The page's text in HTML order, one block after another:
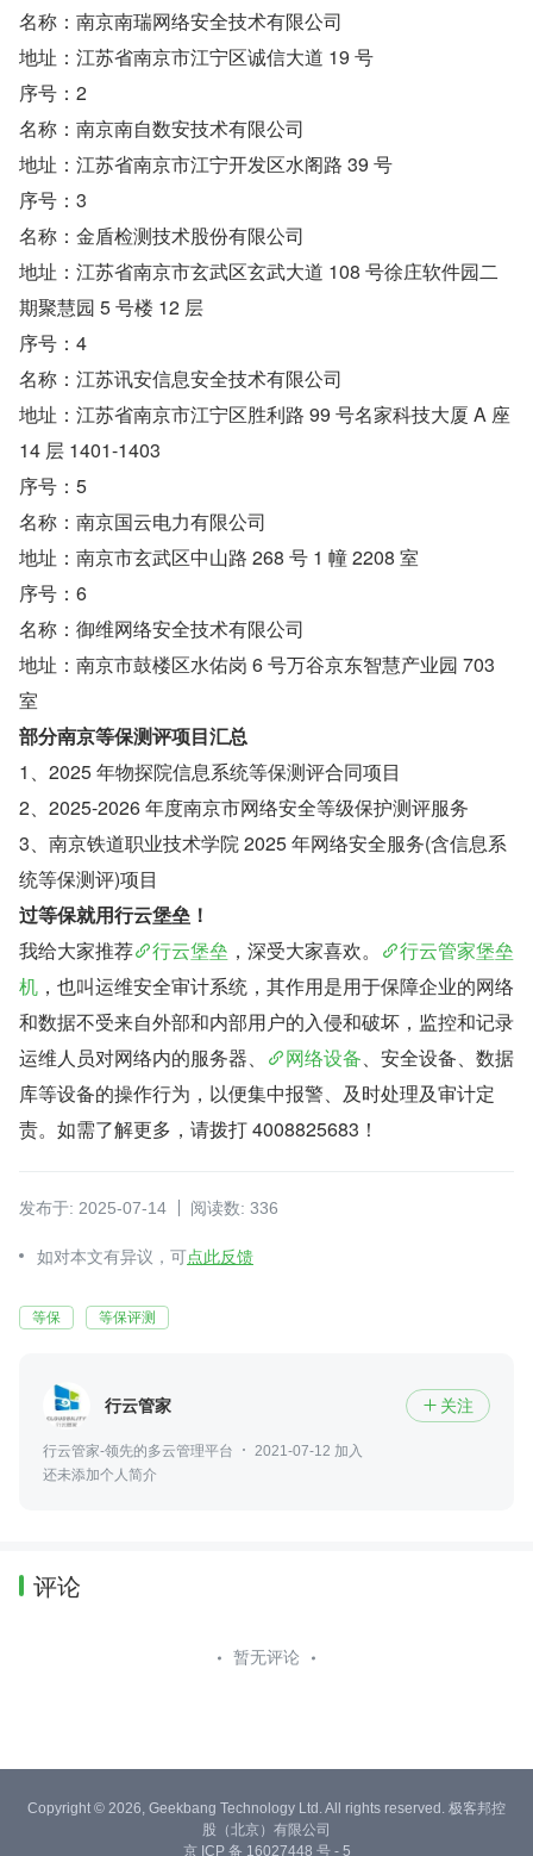
名称：南京南瑞网络安全技术有限公司
地址：江苏省南京市江宁区诚信大道 19 号
序号：2
名称：南京南自数安技术有限公司
地址：江苏省南京市江宁开发区水阁路 39 号
序号：3
名称：金盾检测技术股份有限公司
地址：江苏省南京市玄武区玄武大道 108 号徐庄软件园二
期聚慧园 5 号楼 12 层
序号：4
名称：江苏讯安信息安全技术有限公司
地址：江苏省南京市江宁区胜利路 99 号名家科技大厦 A 座
14 层 1401-1403
序号：5
名称：南京国云电力有限公司
地址：南京市玄武区中山路 268 号 1 幢 2208 室
序号：6
名称：御维网络安全技术有限公司
地址：南京市鼓楼区水佑岗 6 号万谷京东智慧产业园 703
室
部分南京等保测评项目汇总
1、2025 年物探院信息系统等保测评合同项目
2、2025-2026 年度南京市网络安全等级保护测评服务
3、南京铁道职业技术学院 2025 年网络安全服务(含信息系
统等保测评)项目
过等保就用行云堡垒！
我给大家推荐
行云堡垒 ，深受大家喜欢。
行云管家堡垒
机 ，也叫运维安全审计系统，其作用是用于保障企业的网络
和数据不受来自外部和内部用户的入侵和破坏，监控和记录
运维人员对网络内的服务器、
网络设备、安全设备、数据
库等设备的操作行为，以便集中报警、及时处理及审计定
责。如需了解更多，请拨打 4008825683！
发布于: 2025-07-14 阅读数: 336
如对本文有异议，可点此反馈
等保 等保评测
行云管家  关注
行云管家-领先的多云管理平台
2021-07-12 加入
还未添加个人简介
评论
暂无评论
Copyright © 2026, Geekbang Technology Ltd. All rights reserved. 极客邦控
股（北京）有限公司
京 ICP 备 16027448 号 - 5